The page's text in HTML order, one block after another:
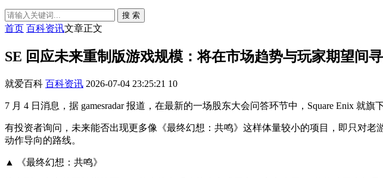
搜 索
首页 百科资讯文章正文
SE 回应未来重制版游戏规模：将在市场趋势与玩家期望间
就爱百科 百科资讯 2026-07-04 23:25:21 10
7 月 4 日消息，据 gamesradar 报道，在最新的一场股东大会问答环节中，Square Enix 就旗
有投资者询问，未来能否出现更多像《最终幻想：共鸣》这样体量较小的项目，即只对
动作导向的路线。
▲ 《最终幻想：共鸣》